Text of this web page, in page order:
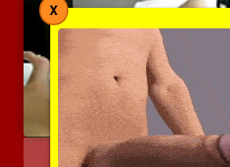
שפשופים וגמירות
X